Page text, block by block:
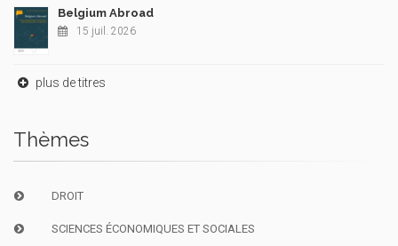
Belgium Abroad
15 juil. 2026
plus de titres
Thèmes
DROIT
SCIENCES ÉCONOMIQUES ET SOCIALES